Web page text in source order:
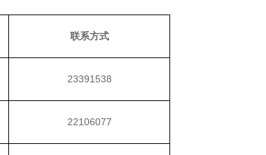
联系方式
23391538
22106077